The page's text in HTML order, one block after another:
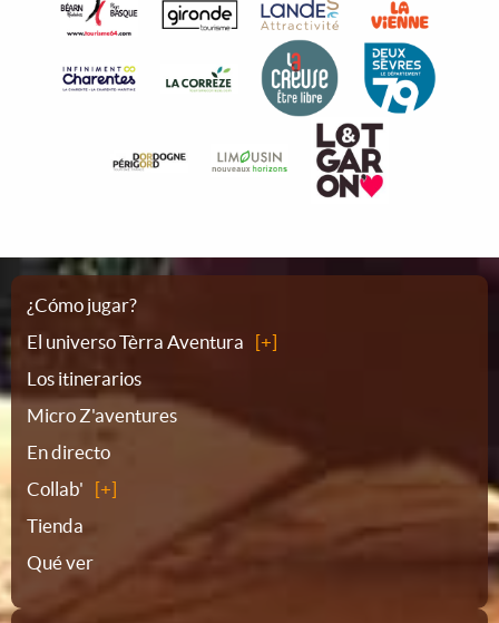
Plano
del
sitio
¿Cómo jugar?
El universo Tèrra Aventura
Los itinerarios
Micro Z'aventures
En directo
Collab'
Tienda
Qué ver